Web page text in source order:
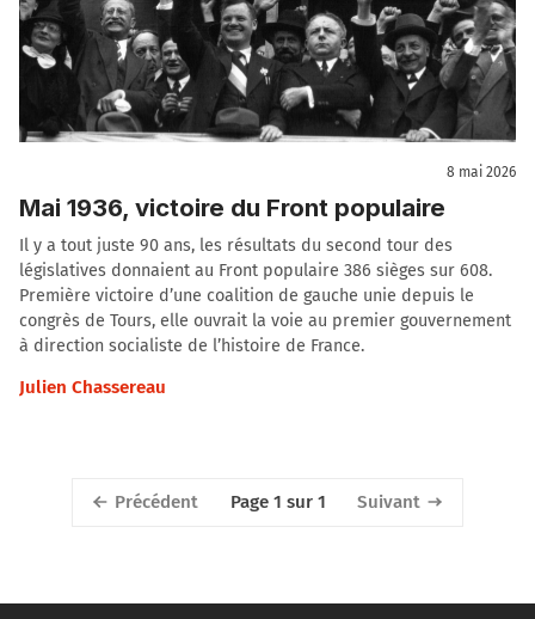
8 mai 2026
Mai 1936, victoire du Front populaire
Il y a tout juste 90 ans, les résultats du second tour des
législatives donnaient au Front populaire 386 sièges sur 608.
Première victoire d’une coalition de gauche unie depuis le
congrès de Tours, elle ouvrait la voie au premier gouvernement
à direction socialiste de l’histoire de France.
Julien Chassereau
Précédent Page 1 sur 1 Suivant